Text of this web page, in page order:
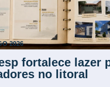
2026
fortalece lazer
no litoral